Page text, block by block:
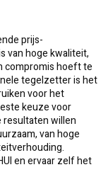
prijs-
van hoge kwaliteit,
compromis hoeft te
tegelzetter is het
voor het
keuze voor
willen
van hoge
en ervaar zelf het